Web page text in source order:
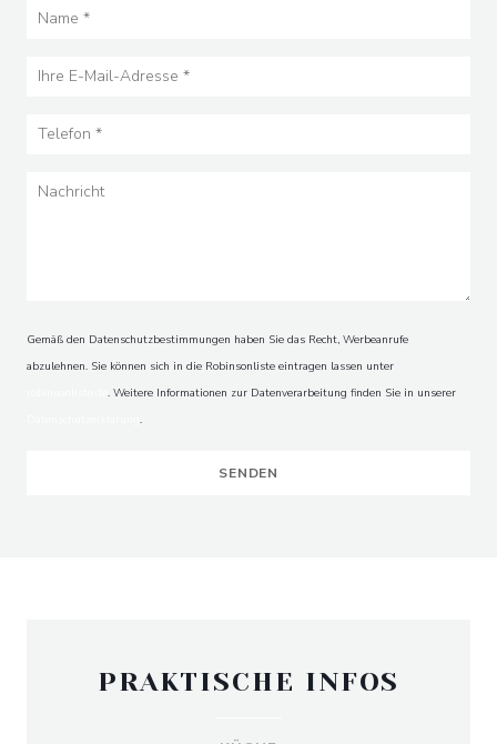
Gemäß den Datenschutzbestimmungen haben Sie das Recht, Werbeanrufe
abzulehnen. Sie können sich in die Robinsonliste eintragen lassen unter
. Weitere Informationen zur Datenverarbeitung finden Sie in unserer
.
PRAKTISCHE INFOS